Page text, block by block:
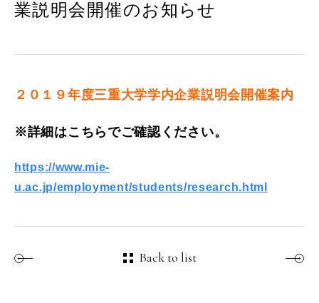
業説明会開催のお知らせ
２０１９年度三重大学学内企業説明会開催案内
※詳細はこちらでご確認ください。
https://www.mie-
u.ac.jp/employment/students/research.html
Back to list